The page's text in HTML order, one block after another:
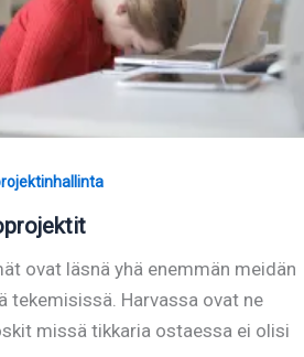
ovat läsnä yhä enemmän meidän
tekemisissä. Harvassa ovat ne
missä tikkaria ostaessa ei olisi